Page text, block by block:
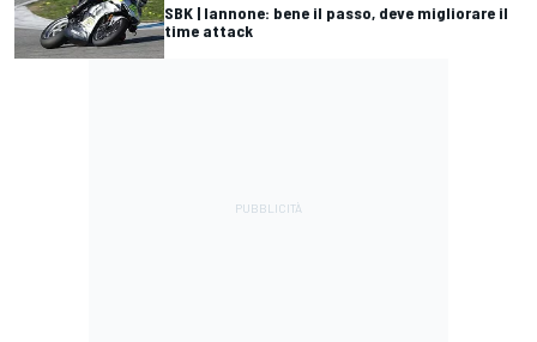
SBK | Iannone: bene il passo, deve migliorare il
time attack